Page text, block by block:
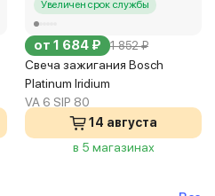
Увеличен срок службы
от 1 684 ₽ 1 852 ₽
Свеча зажигания Bosch
Platinum Iridium
VA 6 SIP 80
14 августа
в 5 магазинах